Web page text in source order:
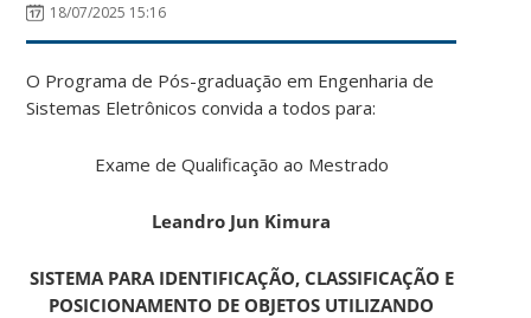
18/07/2025 15:16
O Programa de Pós-graduação em Engenharia de
Sistemas Eletrônicos convida a todos para:
Exame de Qualificação ao Mestrado
Leandro Jun Kimura
SISTEMA PARA IDENTIFICAÇÃO, CLASSIFICAÇÃO E
POSICIONAMENTO DE OBJETOS UTILIZANDO